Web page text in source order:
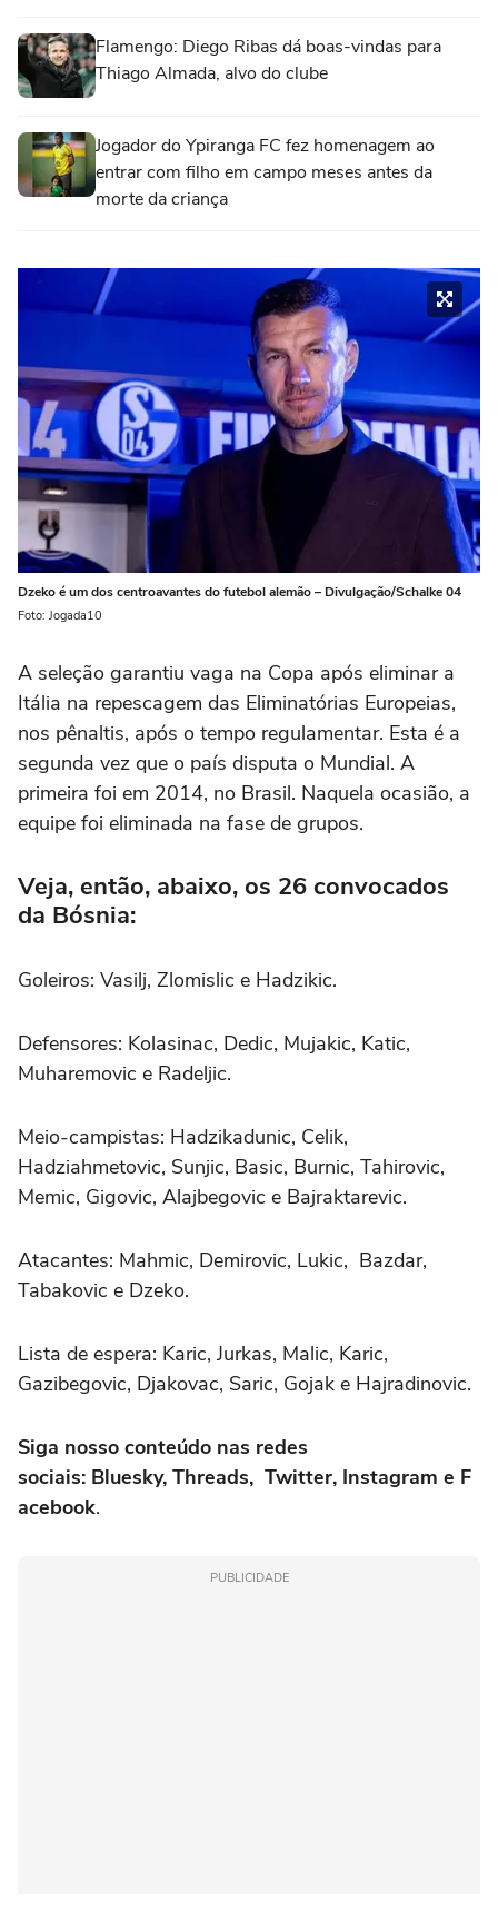
Flamengo: Diego Ribas dá boas-vindas para
Thiago Almada, alvo do clube
Jogador do Ypiranga FC fez homenagem ao
entrar com filho em campo meses antes da
morte da criança
Dzeko é um dos centroavantes do futebol alemão – Divulgação/Schalke 04
Foto: Jogada10
A seleção garantiu vaga na Copa após eliminar a
Itália na repescagem das Eliminatórias Europeias,
nos pênaltis, após o tempo regulamentar. Esta é a
segunda vez que o país disputa o Mundial. A
primeira foi em 2014, no Brasil. Naquela ocasião, a
equipe foi eliminada na fase de grupos.
Veja, então, abaixo, os 26 convocados
da Bósnia:
Goleiros: Vasilj, Zlomislic e Hadzikic.
Defensores: Kolasinac, Dedic, Mujakic, Katic,
Muharemovic e Radeljic.
Meio-campistas: Hadzikadunic, Celik,
Hadziahmetovic, Sunjic, Basic, Burnic, Tahirovic,
Memic, Gigovic, Alajbegovic e Bajraktarevic.
Atacantes: Mahmic, Demirovic, Lukic, Bazdar,
Tabakovic e Dzeko.
Lista de espera: Karic, Jurkas, Malic, Karic,
Gazibegovic, Djakovac, Saric, Gojak e Hajradinovic.
Siga nosso conteúdo nas redes
sociais: Bluesky, Threads, Twitter, Instagram e F
acebook.
PUBLICIDADE